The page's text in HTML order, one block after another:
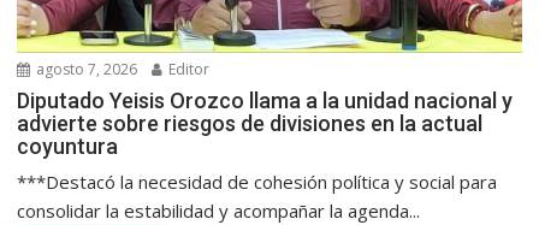
agosto 7, 2026 Editor
Diputado Yeisis Orozco llama a la unidad nacional y
advierte sobre riesgos de divisiones en la actual
coyuntura
***Destacó la necesidad de cohesión política y social para
consolidar la estabilidad y acompañar la agenda...